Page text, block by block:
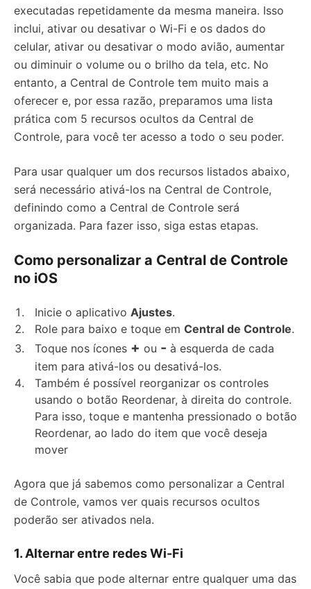
executadas repetidamente da mesma maneira. Isso
inclui, ativar ou desativar o Wi-Fi e os dados do
celular, ativar ou desativar o modo avião, aumentar
ou diminuir o volume ou o brilho da tela, etc. No
entanto, a Central de Controle tem muito mais a
oferecer e, por essa razão, preparamos uma lista
prática com 5 recursos ocultos da Central de
Controle, para você ter acesso a todo o seu poder.
Para usar qualquer um dos recursos listados abaixo,
será necessário ativá-los na Central de Controle,
definindo como a Central de Controle será
organizada. Para fazer isso, siga estas etapas.
Como personalizar a Central de Controle
no iOS
Inicie o aplicativo Ajustes.
Role para baixo e toque em Central de Controle.
Toque nos ícones + ou - à esquerda de cada
item para ativá-los ou desativá-los.
Também é possível reorganizar os controles
usando o botão Reordenar, à direita do controle.
Para isso, toque e mantenha pressionado o botão
Reordenar, ao lado do item que você deseja
mover
Agora que já sabemos como personalizar a Central
de Controle, vamos ver quais recursos ocultos
poderão ser ativados nela.
1. Alternar entre redes Wi-Fi
Você sabia que pode alternar entre qualquer uma das